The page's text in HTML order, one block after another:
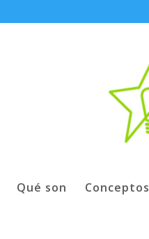
Qué son Conceptos